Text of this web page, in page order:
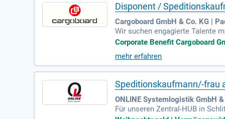
Disponent /
Cargoboard GmbH & Co. KG |
Wir suchen engagierte Talente
logistik. Du bringst eine Hands-
Deutsch und Englisch gehören
en in der Disposition sind von
ng und Homeoffice-
Corporate Benefit Cargoboard
mehr erfahren
Speditionskaufmann/-frau
ONLINE Systemlogistik GmbH
Für unseren Zentral-HUB in